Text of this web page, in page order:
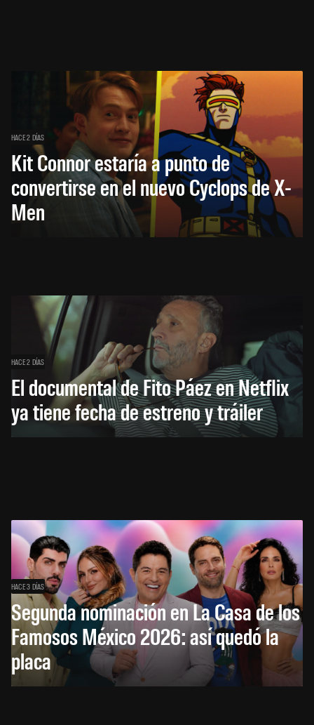
HACE 2 DÍAS
Kit Connor estaría a punto de
convertirse en el nuevo Cyclops de X-
Men
HACE 2 DÍAS
El documental de Fito Páez en Netflix
ya tiene fecha de estreno y tráiler
HACE 3 DÍAS
Segunda nominación en La Casa de los
Famosos México 2026: así quedó la
placa